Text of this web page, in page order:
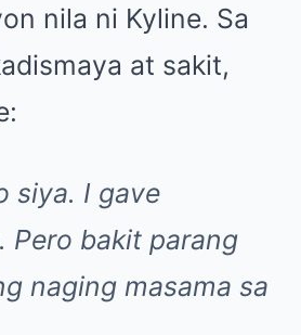
nila ni Kyline. Sa
at sakit,
siya. I gave
Pero bakit parang
naging masama sa